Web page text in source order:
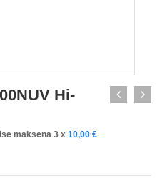
Hi-
maksena 3 x 10,00 €